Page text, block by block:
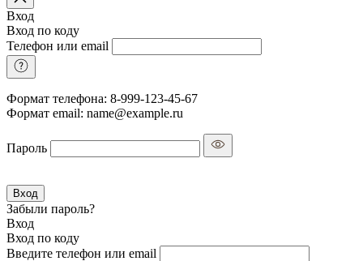
Вход
Вход по коду
Телефон или email
Формат телефона: 8-999-123-45-67
Формат email: name@example.ru
Пароль
Вход
Забыли пароль?
Вход
Вход по коду
Введите телефон или email